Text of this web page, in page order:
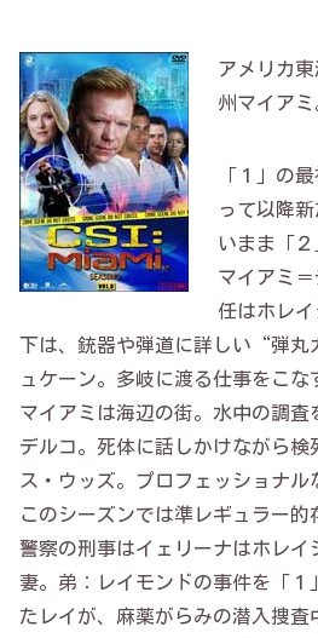
アメリカ
州マイアミ
「１」の
って以降
いまま「２
マイアミ＝
任はホレ
下は、銃器や弾道に詳しい“弾
ュケーン。多岐に渡る仕事をこな
マイアミは海辺の街。水中の調査
デルコ。死体に話しかけながら検
ス・ウッズ。プロフェッショナル
このシーズンでは準レギュラー
警察の刑事はイェリーナはホレイ
妻。弟：レイモンドの事件を「１
たレイが、麻薬がらみの潜入捜査